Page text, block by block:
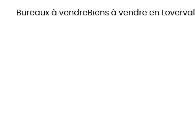
Bureaux à vendreBiens à vendre en Loverval